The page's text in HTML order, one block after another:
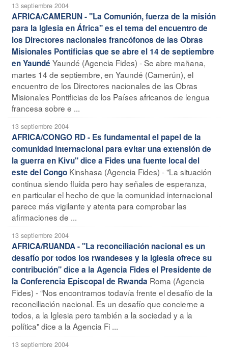
13 septiembre 2004
AFRICA/CAMERUN - "La Comunión, fuerza de la misión
para la Iglesia en África" es el tema del encuentro de
los Directores nacionales francófonos de las Obras
Misionales Pontificias que se abre el 14 de septiembre
en Yaundé Yaundé (Agencia Fides) - Se abre mañana,
martes 14 de septiembre, en Yaundé (Camerún), el
encuentro de los Directores nacionales de las Obras
Misionales Pontificias de los Países africanos de lengua
francesa sobre e ...
13 septiembre 2004
AFRICA/CONGO RD - Es fundamental el papel de la
comunidad internacional para evitar una extensión de
la guerra en Kivu" dice a Fides una fuente local del
este del Congo Kinshasa (Agencia Fides) - "La situación
continua siendo fluida pero hay señales de esperanza,
en particular el hecho de que la comunidad internacional
parece más vigilante y atenta para comprobar las
afirmaciones de ...
13 septiembre 2004
AFRICA/RUANDA - "La reconciliación nacional es un
desafío por todos los rwandeses y la Iglesia ofrece su
contribución" dice a la Agencia Fides el Presidente de
la Conferencia Episcopal de Rwanda Roma (Agencia
Fides) - “Nos encontramos todavía frente el desafío de la
reconciliación nacional. Es un desafío que concierne a
todos, a la Iglesia pero también a la sociedad y a la
política" dice a la Agencia Fi ...
13 septiembre 2004